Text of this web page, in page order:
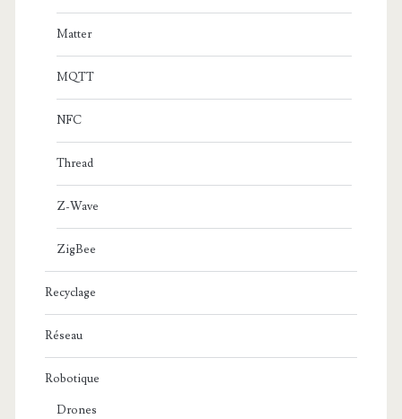
Matter
MQTT
NFC
Thread
Z-Wave
ZigBee
Recyclage
Réseau
Robotique
Drones